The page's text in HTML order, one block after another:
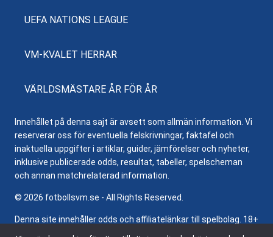
UEFA NATIONS LEAGUE
VM-KVALET HERRAR
VÄRLDSMÄSTARE ÅR FÖR ÅR
Innehållet på denna sajt är avsett som allmän information. Vi
reserverar oss för eventuella felskrivningar, faktafel och
inaktuella uppgifter i artiklar, guider, jämförelser och nyheter,
inklusive publicerade odds, resultat, tabeller, spelscheman
och annan matchrelaterad information.
© 2026 fotbollsvm.se - All Rights Reserved.
Denna site innehåller odds och affiliatelänkar till spelbolag. 18+